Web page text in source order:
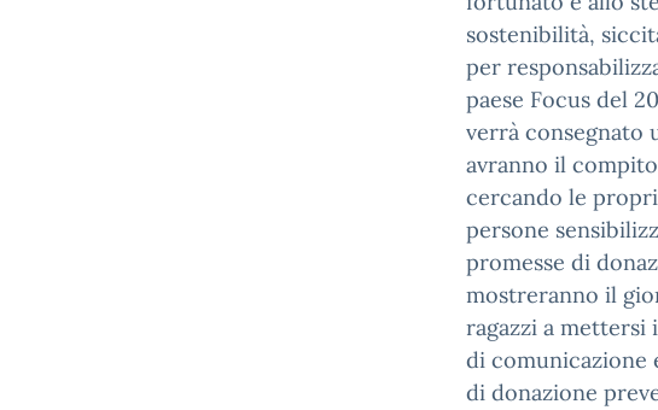
sostenibilità,
per
paese Focus del
verrà consegnato
avranno il
cercando le
persone
promesse di
mostreranno il
ragazzi a mettersi
di comunicazione
di donazione